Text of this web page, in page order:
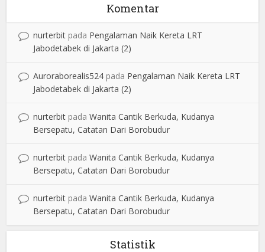
Komentar
nurterbit pada Pengalaman Naik Kereta LRT
Jabodetabek di Jakarta (2)
Auroraborealis524 pada Pengalaman Naik Kereta LRT
Jabodetabek di Jakarta (2)
nurterbit padaWanita Cantik Berkuda, Kudanya
Bersepatu, Catatan Dari Borobudur
nurterbit padaWanita Cantik Berkuda, Kudanya
Bersepatu, Catatan Dari Borobudur
nurterbit padaWanita Cantik Berkuda, Kudanya
Bersepatu, Catatan Dari Borobudur
Statistik